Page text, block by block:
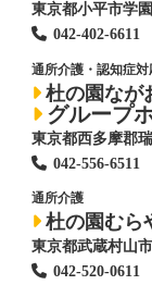
東京都小平市学
042-402-6611
通所介護・認知症
杜の園なが
グループ
東京都西多摩郡
042-556-6511
通所介護
杜の園むら
東京都武蔵村山
042-520-0611